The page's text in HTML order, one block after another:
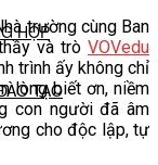
HỢP
TẠO
trường cùng Ban
và trò VOVedu
trình ấy không chỉ
lòng biết ơn, niềm
con người đã âm
cho độc lập, tự